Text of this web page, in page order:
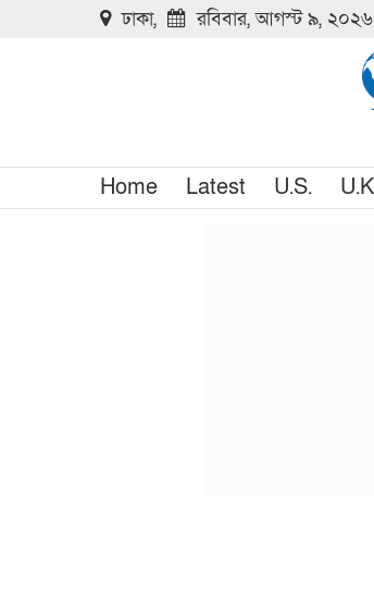
ঢাকা, রবিবার, আগস্ট ৯,
Home Latest U.S.